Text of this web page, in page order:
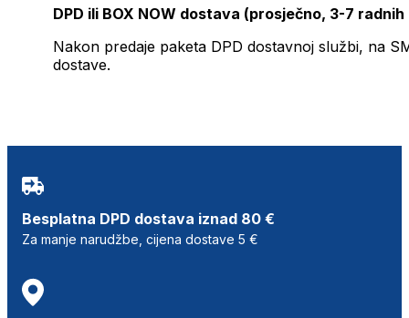
DPD ili BOX NOW dostava (prosječno, 3-7 radnih
Nakon predaje paketa DPD dostavnoj službi, na
dostave.
Besplatna DPD dostava iznad 80 €
Za manje narudžbe, cijena dostave 5 €